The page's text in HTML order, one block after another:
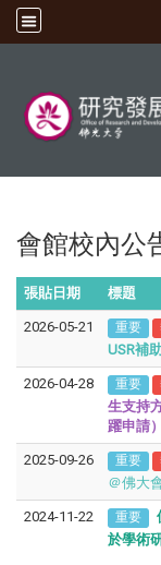
會館校內公
張貼日期 標題
2026-05-21 重要
USR補
2026-04-28 重要
生支持
躍申請）
2025-09-26 重要
＠佛大
2024-11-22 重要
於學術